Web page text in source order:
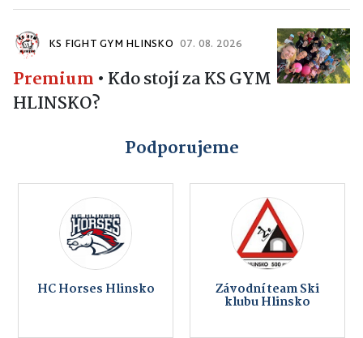
KS FIGHT GYM HLINSKO 07. 08. 2026
Premium • Kdo stojí za KS GYM
HLINSKO?
Podporujeme
HC Horses Hlinsko Závodní team Ski
klubu Hlinsko